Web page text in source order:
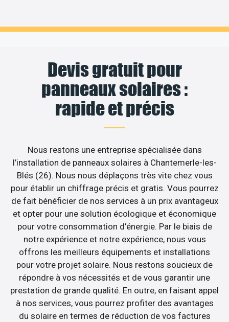
Devis gratuit pour
panneaux solaires :
rapide et précis
Nous restons une entreprise spécialisée dans
l’installation de panneaux solaires à Chantemerle-les-
Blés (26). Nous nous déplaçons très vite chez vous
pour établir un chiffrage précis et gratis. Vous pourrez
de fait bénéficier de nos services à un prix avantageux
et opter pour une solution écologique et économique
pour votre consommation d’énergie. Par le biais de
notre expérience et notre expérience, nous vous
offrons les meilleurs équipements et installations
pour votre projet solaire. Nous restons soucieux de
répondre à vos nécessités et de vous garantir une
prestation de grande qualité. En outre, en faisant appel
à nos services, vous pourrez profiter des avantages
du solaire en termes de réduction de vos factures